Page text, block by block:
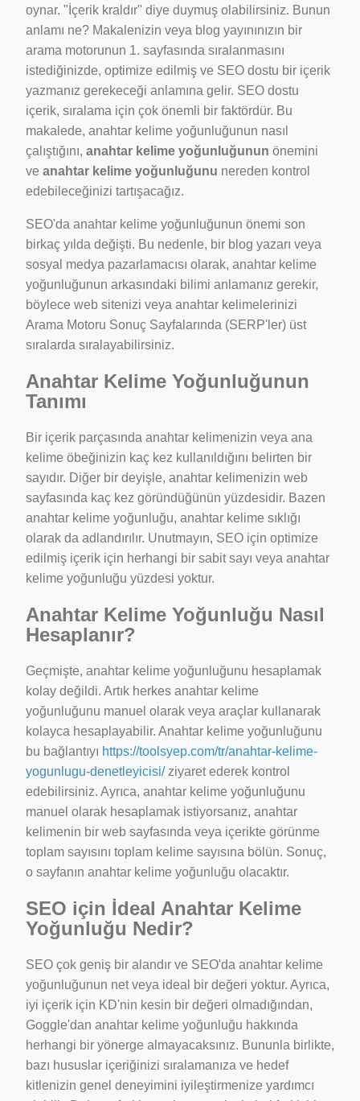
feed-calculator
oynar. "İçerik kraldır" diye duymuş olabilirsiniz. Bunun
anlamı ne? Makalenizin veya blog yayınınızın bir
arama motorunun 1. sayfasında sıralanmasını
istediğinizde, optimize edilmiş ve SEO dostu bir içerik
yazmanız gerekeceği anlamına gelir. SEO dostu
içerik, sıralama için çok önemli bir faktördür. Bu
makalede, anahtar kelime yoğunluğunun nasıl
çalıştığını, anahtar kelime yoğunluğunun önemini
ve anahtar kelime yoğunluğunu nereden kontrol
edebileceğinizi tartışacağız.
SEO'da anahtar kelime yoğunluğunun önemi son
birkaç yılda değişti. Bu nedenle, bir blog yazarı veya
sosyal medya pazarlamacısı olarak, anahtar kelime
yoğunluğunun arkasındaki bilimi anlamanız gerekir,
böylece web sitenizi veya anahtar kelimelerinizi
Arama Motoru Sonuç Sayfalarında (SERP'ler) üst
sıralarda sıralayabilirsiniz.
Anahtar Kelime Yoğunluğunun
Tanımı
Bir içerik parçasında anahtar kelimenizin veya ana
kelime öbeğinizin kaç kez kullanıldığını belirten bir
sayıdır. Diğer bir deyişle, anahtar kelimenizin web
sayfasında kaç kez göründüğünün yüzdesidir. Bazen
anahtar kelime yoğunluğu, anahtar kelime sıklığı
olarak da adlandırılır. Unutmayın, SEO için optimize
edilmiş içerik için herhangi bir sabit sayı veya anahtar
kelime yoğunluğu yüzdesi yoktur.
Anahtar Kelime Yoğunluğu Nasıl
Hesaplanır?
Geçmişte, anahtar kelime yoğunluğunu hesaplamak
kolay değildi. Artık herkes anahtar kelime
yoğunluğunu manuel olarak veya araçlar kullanarak
kolayca hesaplayabilir. Anahtar kelime yoğunluğunu
bu bağlantıyı https://toolsyep.com/tr/anahtar-kelime-
yogunlugu-denetleyicisi/ziyaret ederek kontrol
edebilirsiniz. Ayrıca, anahtar kelime yoğunluğunu
manuel olarak hesaplamak istiyorsanız, anahtar
kelimenin bir web sayfasında veya içerikte görünme
toplam sayısını toplam kelime sayısına bölün. Sonuç,
o sayfanın anahtar kelime yoğunluğu olacaktır.
SEO için İdeal Anahtar Kelime
Yoğunluğu Nedir?
SEO çok geniş bir alandır ve SEO'da anahtar kelime
yoğunluğunun net veya ideal bir değeri yoktur. Ayrıca,
iyi içerik için KD'nin kesin bir değeri olmadığından,
Goggle'dan anahtar kelime yoğunluğu hakkında
herhangi bir yönerge almayacaksınız. Bununla birlikte,
bazı hususlar içeriğinizi sıralamanıza ve hedef
kitlenizin genel deneyimini iyileştirmenize yardımcı